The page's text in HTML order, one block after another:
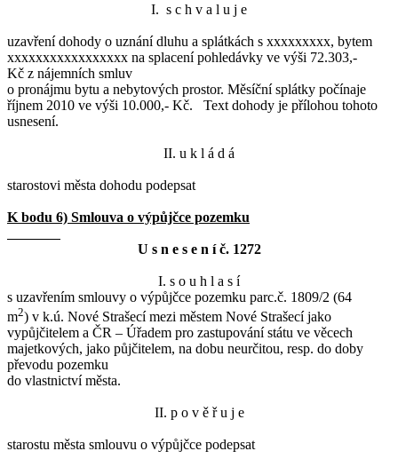
I. s c h v a l u j e
uzavření dohody o uznání dluhu a splátkách s xxxxxxxxx, bytem
xxxxxxxxxxxxxxxxx na splacení pohledávky ve výši 72.303,-
Kč z nájemních smluv
o pronájmu bytu a nebytových prostor. Měsíční splátky počínaje
říjnem 2010 ve výši 10.000,- Kč. Text dohody je přílohou tohoto
usnesení.
II. u k l á d á
starostovi města dohodu podepsat
K bodu 6) Smlouva o výpůjčce pozemku
U s n e s e n í č. 1272
I. s o u h l a s í
s uzavřením smlouvy o výpůjčce pozemku parc.č. 1809/2 (64
m2) v k.ú. Nové Strašecí mezi městem Nové Strašecí jako
vypůjčitelem a ČR – Úřadem pro zastupování státu ve věcech
majetkových, jako půjčitelem, na dobu neurčitou, resp. do doby
převodu pozemku
do vlastnictví města.
II. p o v ě ř u j e
starostu města smlouvu o výpůjčce podepsat